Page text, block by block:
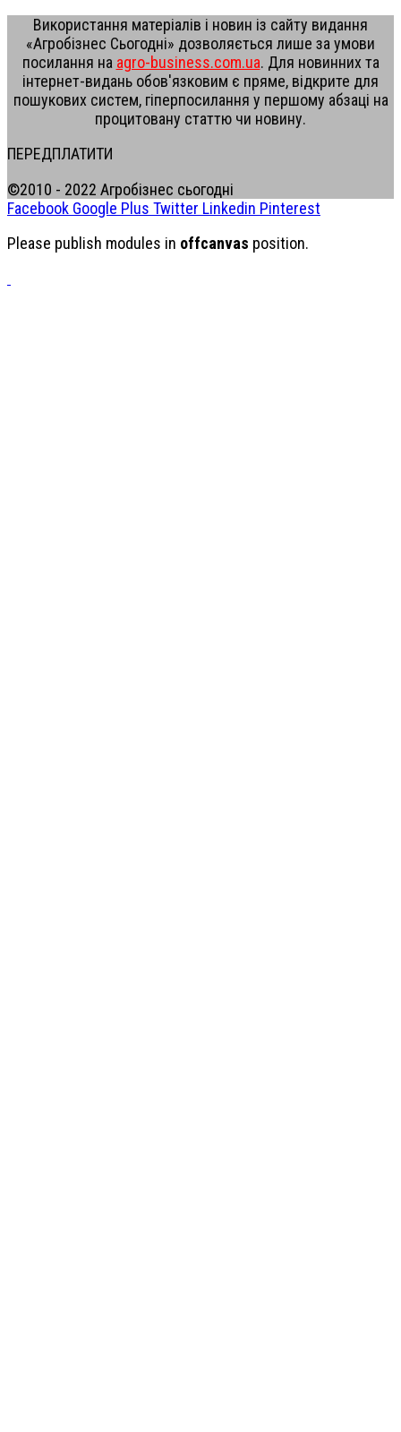
Використання матеріалів і новин із сайту видання
«Агробізнес Сьогодні» дозволяється лише за умови
посилання на agro-business.com.ua. Для новинних та
інтернет-видань обов'язковим є пряме, відкрите для
пошукових систем, гіперпосилання у першому абзаці на
процитовану статтю чи новину.
ПЕРЕДПЛАТИТИ
©2010 - 2022 Агробізнес сьогодні
Facebook Google Plus Twitter Linkedin Pinterest
Please publish modules in offcanvas position.